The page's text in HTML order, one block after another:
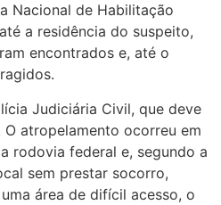
Nacional de Habilitação
a residência do suspeito,
encontrados e, até o
Judiciária Civil, que deve
atropelamento ocorreu em
rodovia federal e, segundo a
sem prestar socorro,
área de difícil acesso, o